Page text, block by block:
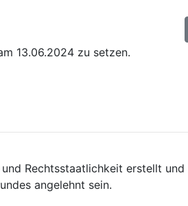
13.06.2024 zu setzen.
Rechtsstaatlichkeit erstellt und
angelehnt sein.